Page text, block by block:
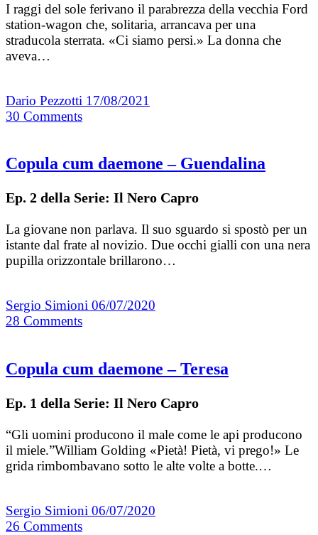
I raggi del sole ferivano il parabrezza della vecchia Ford
station-wagon che, solitaria, arrancava per una
straducola sterrata. «Ci siamo persi.» La donna che
aveva…
Dario Pezzotti 17/08/2021
30 Comments
Copula cum daemone – Guendalina
Ep. 2 della Serie: Il Nero Capro
La giovane non parlava. Il suo sguardo si spostò per un
istante dal frate al novizio. Due occhi gialli con una nera
pupilla orizzontale brillarono…
Sergio Simioni 06/07/2020
28 Comments
Copula cum daemone – Teresa
Ep. 1 della Serie: Il Nero Capro
“Gli uomini producono il male come le api producono
il miele.”William Golding «Pietà! Pietà, vi prego!» Le
grida rimbombavano sotto le alte volte a botte.…
Sergio Simioni 06/07/2020
26 Comments